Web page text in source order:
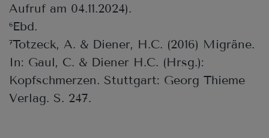
Aufruf am 04.11.2024).
6Ebd.
7Totzeck, A. & Diener, H.C. (2016) Migräne.
In: Gaul, C. & Diener H.C. (Hrsg.):
Kopfschmerzen. Stuttgart: Georg Thieme
Verlag. S. 247.